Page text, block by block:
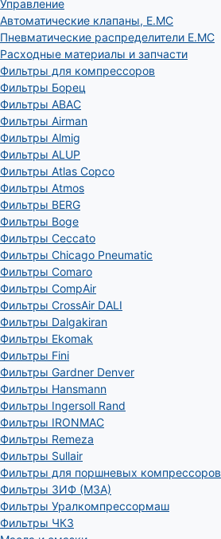
Управление
Автоматические клапаны, Е.МС
Пневматические распределители E.MC
Расходные материалы и запчасти
Фильтры для компрессоров
Фильтры Борец
Фильтры ABAC
Фильтры Airman
Фильтры Almig
Фильтры ALUP
Фильтры Atlas Copco
Фильтры Atmos
Фильтры BERG
Фильтры Boge
Фильтры Ceccato
Фильтры Chicago Pneumatic
Фильтры Comaro
Фильтры CompAir
Фильтры CrossAir DALI
Фильтры Dalgakiran
Фильтры Ekomak
Фильтры Fini
Фильтры Gardner Denver
Фильтры Hansmann
Фильтры Ingersoll Rand
Фильтры IRONMAC
Фильтры Remeza
Фильтры Sullair
Фильтры для поршневых компрессоров
Фильтры ЗИФ (МЗА)
Фильтры Уралкомпрессормаш
Фильтры ЧКЗ